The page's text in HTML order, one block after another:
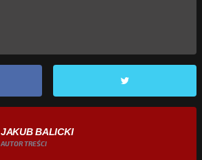
JAKUB BALICKI
AUTOR TREŚCI